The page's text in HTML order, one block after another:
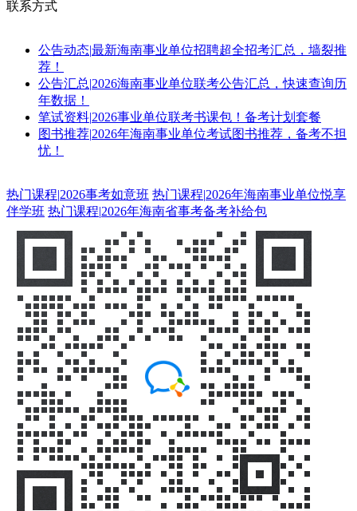
联系方式
公告动态|最新海南事业单位招聘超全招考汇总，墙裂推
荐！
公告汇总|2026海南事业单位联考公告汇总，快速查询历
年数据！
笔试资料|2026事业单位联考书课包！备考计划套餐
图书推荐|2026年海南事业单位考试图书推荐，备考不担
忧！
热门课程|2026事考如意班 热门课程|2026年海南事业单位悦享
伴学班 热门课程|2026年海南省事考备考补给包